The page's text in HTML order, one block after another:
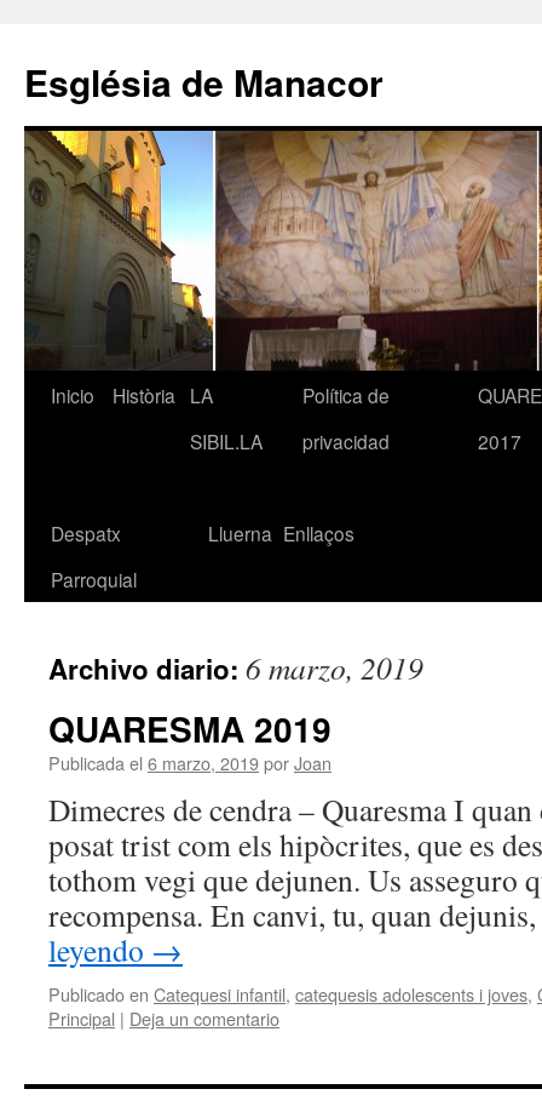
contenido
Església de Manacor
Inicio Història
LA
SIBIL.LA
Política de
privacidad
2017
Despatx
Parroquial
Lluerna Enllaços
Archivo diario: 6 marzo, 2019
QUARESMA 2019
Publicada el 6 marzo, 2019porJoan
Dimecres de cendra – Quaresma I
posat trist com els hipòcrites, que es
tothom vegi que dejunen. Us asseguro
recompensa. En canvi, tu, quan
leyendo →
Publicado en Catequesi infantil, catequesis adolescents i joves,
Principal | Deja un comentario